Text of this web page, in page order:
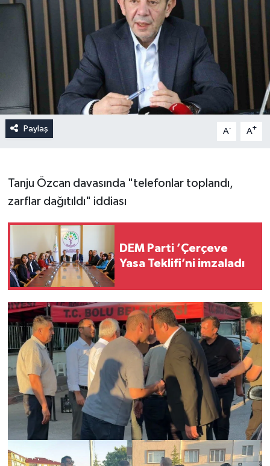
Paylaş A- A+
Tanju Özcan davasında "telefonlar toplandı,
zarflar dağıtıldı" iddiası
DEM Parti ’Çerçeve
Yasa Teklifi’ni imzaladı